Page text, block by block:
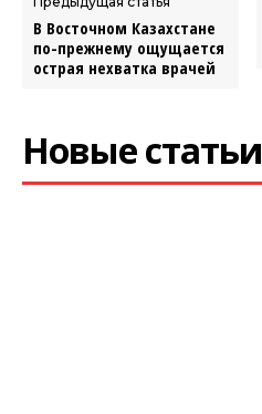
В Восточном Казахстане
по-прежнему ощущается
острая нехватка врачей
Новые статьи